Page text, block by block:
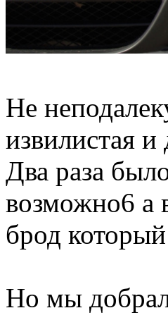
Не
извилистая и
Два раза
возможно6 а
брод
Но мы